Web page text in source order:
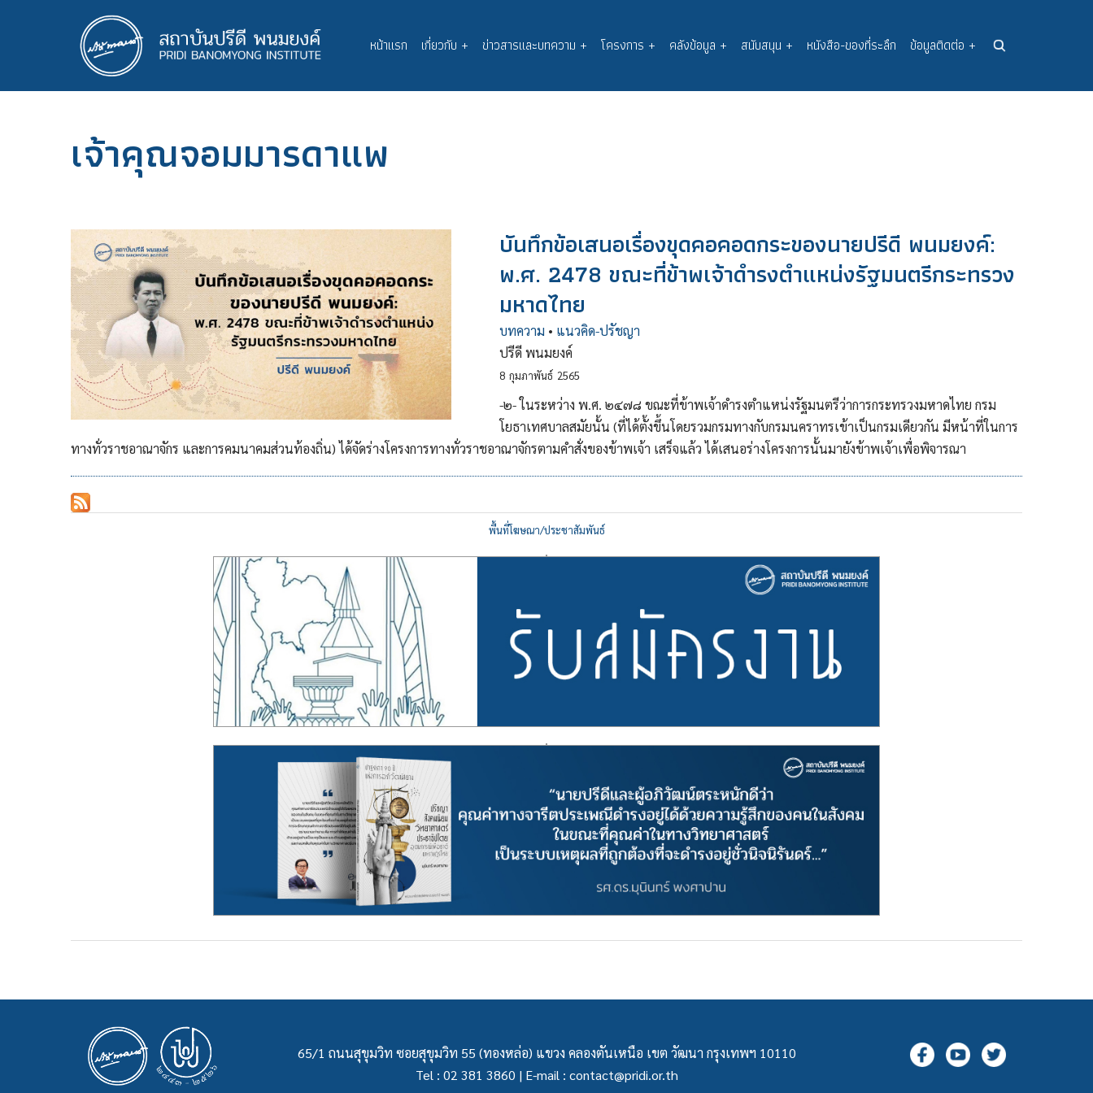
Main
navigation
หน้าแรก เกี่ยวกับ + ข่าวสารและบทความ + โครงการ + คลังข้อมูล + สนับสนุน + หนังสือ-ของที่ระลึก ข้อมูลติดต่อ +
เจ้าคุณจอมมารดาแพ
บันทึกข้อเสนอเรื่องขุดคอคอดกระของนายปรีดี พนมยงค์:
พ.ศ. 2478 ขณะที่ข้าพเจ้าดำรงตำแหน่งรัฐมนตรีกระทรวง
มหาดไทย
บทความ • แนวคิด-ปรัชญา
ปรีดี พนมยงค์
8 กุมภาพันธ์ 2565
-๒- ในระหว่าง พ.ศ. ๒๔๗๘ ขณะที่ข้าพเจ้าดำรงตำแหน่งรัฐมนตรีว่าการกระทรวงมหาดไทย กรม
โยธาเทศบาลสมัยนั้น (ที่ได้ตั้งขึ้นโดยรวมกรมทางกับกรมนคราทรเข้าเป็นกรมเดียวกัน มีหน้าที่ในการ
ทางทั่วราชอาณาจักร และการคมนาคมส่วนท้องถิ่น) ได้จัดร่างโครงการทางทั่วราชอาณาจักรตามคำสั่งของข้าพเจ้า เสร็จแล้ว ได้เสนอร่างโครงการนั้นมายังข้าพเจ้าเพื่อพิจารณา
พื้นที่โฆษณา/ประชาสัมพันธ์
65/1 ถนนสุขุมวิท ซอยสุขุมวิท 55 (ทองหล่อ) แขวง คลองตันเหนือ เขต วัฒนา กรุงเทพฯ 10110
Tel : 02 381 3860 | E-mail : contact@pridi.or.th